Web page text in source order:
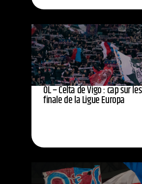
OL – Celta de Vigo : cap sur
finale de la Ligue Europa